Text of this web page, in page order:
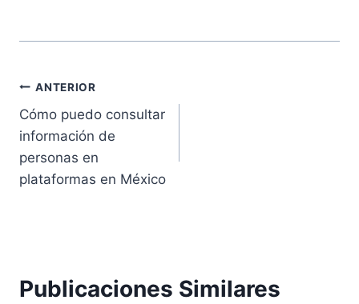
Navegación
de
entradas
ANTERIOR
Cómo puedo consultar
información de
personas en
plataformas en México
Publicaciones Similares